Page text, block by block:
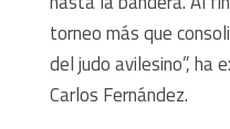
torneo más que
del judo avilesino”, ha
Carlos Fernández.